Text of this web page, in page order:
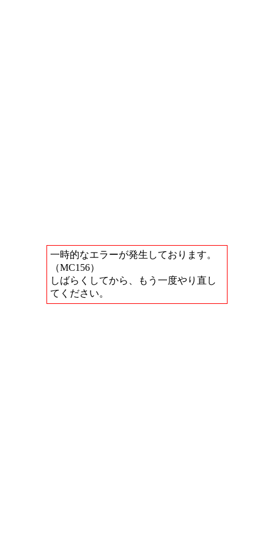
一時的なエラーが発生しております。
（MC156）
しばらくしてから、もう一度やり直し
てください。